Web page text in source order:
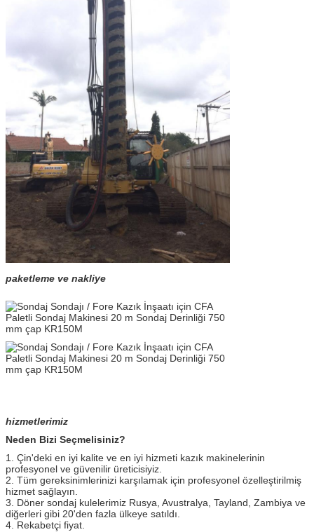
paketleme ve nakliye
hizmetlerimiz
Neden Bizi Seçmelisiniz?
1. Çin'deki en iyi kalite ve en iyi hizmeti kazık makinelerinin
profesyonel ve güvenilir üreticisiyiz.
2. Tüm gereksinimlerinizi karşılamak için profesyonel özelleştirilmiş
hizmet sağlayın.
3. Döner sondaj kulelerimiz Rusya, Avustralya, Tayland, Zambiya ve
diğerleri gibi 20'den fazla ülkeye satıldı.
4. Rekabetçi fiyat.